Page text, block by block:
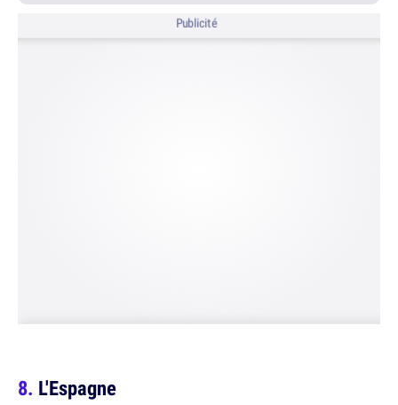
Publicité
L'Espagne